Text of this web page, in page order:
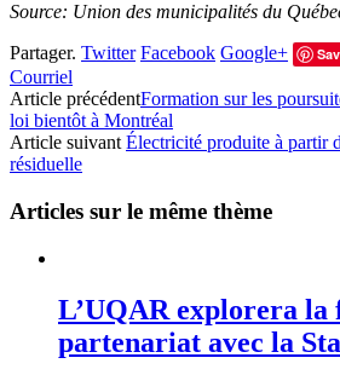
Source: Union des municipalités du
Partager. Twitter Facebook Google+
Courriel
Article précédentFormation sur les
loi bientôt à Montréal
Article suivant Électricité produite à partir
résiduelle
Articles sur le même thème
L’UQAR explorera la
partenariat avec la